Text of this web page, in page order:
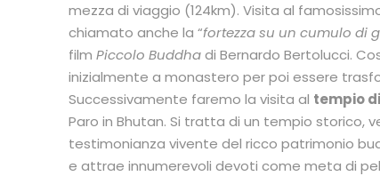
mezza di viaggio (124km). Visita al
chiamato anche la “fortezza su un cumulo di
film Piccolo Buddhadi Bernardo Bertolucci.
inizialmente a monastero per poi essere
Successivamente faremo la visita al tempio di
Paro in Bhutan. Si tratta di un tempio storico,
testimonianza vivente del ricco patrimonio
e attrae innumerevoli devoti come meta di